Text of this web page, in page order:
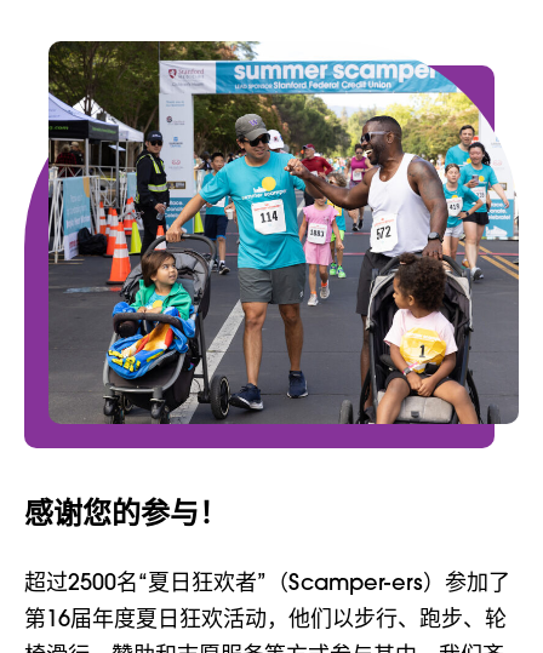
感谢您的参与！
超过2500名“夏日狂欢者”（Scamper-ers）参加了
第16届年度夏日狂欢活动，他们以步行、跑步、轮